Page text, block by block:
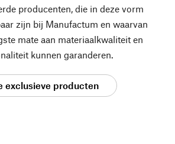
producenten, die in deze vorm
zijn bij Manufactum en waarvan
mate aan materiaalkwaliteit en
kunnen garanderen.
exclusieve producten